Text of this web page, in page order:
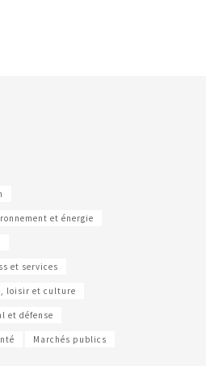
et énergie
et services
loisir et culture
et défense
Marchés publics